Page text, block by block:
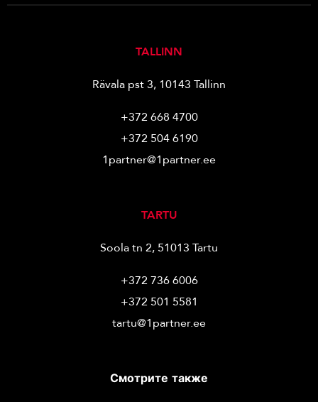
TALLINN
Rävala pst 3, 10143 Tallinn
+372 668 4700
+372 504 6190
1partner@1partner.ee
TARTU
Soola tn 2, 51013 Tartu
+372 736 6006
+372 501 5581
tartu@1partner.ee
Смотрите также